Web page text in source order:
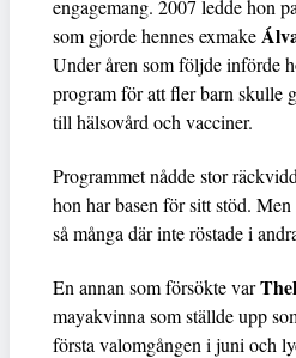
engagemang. 2007 ledde hon
som gjorde hennes exmake
Under åren som följde införde
program för att fler barn skulle
till hälsovård och vacciner.
Programmet nådde stor
hon har basen för sitt stöd.
så många där inte röstade i
En annan som försökte var
mayakvinna som ställde upp
första valomgången i juni och